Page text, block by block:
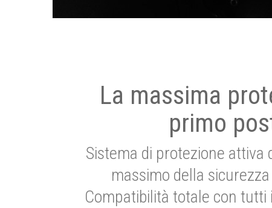
La massima
primo
Sistema di protezione attiva
massimo della
Compatibilità totale con